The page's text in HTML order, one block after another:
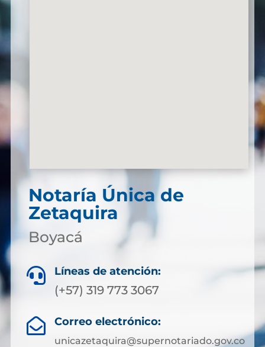
Notaría Única de
Zetaquira
Boyacá
 Líneas de atención:
(+57) 319 773 3067
 Correo electrónico:
unicazetaquira@supernotariado.gov.co